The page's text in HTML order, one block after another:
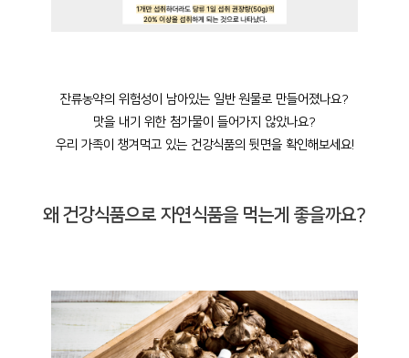
잔류농약의 위험성이 남아있는 일반 원물로 만들어졌나요?
맛을 내기 위한 첨가물이 들어가지 않았나요?
우리 가족이 챙겨먹고 있는 건강식품의 뒷면을 확인해보세요!
왜 건강식품으로 자연식품을 먹는게 좋을까요?